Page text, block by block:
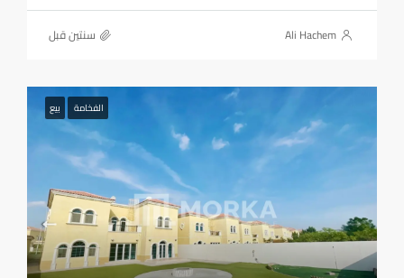
Ali Hachem ‏سنتين قبل
الفخامة بيع